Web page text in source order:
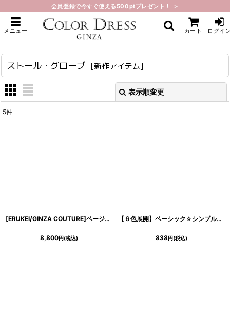
会員登録で今すぐ使える500ptプレゼント！ ＞
メニュー カート ログイ
ホーム > 新作アイテム > ストール・グローブ
ストール・グローブ [新作アイテム]
表示順変更
5件
[ERUKEI/GINZA COUTURE]ベージュ・ブラック・ホワイト・ピンク・レッド・金糸・シンプル・エレガント・パーティー・三角・ショール・ストール
8,800円(税込)
【６色展開】ベーシック☆シンプルシフォン☆ストール
838円(税込)